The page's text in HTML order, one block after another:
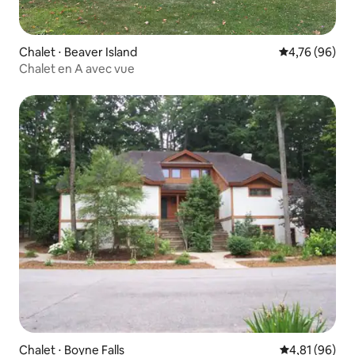
Chalet ⋅ Beaver Island Évaluation
4,76 (96)
Chalet en A avec vue
Chalet ⋅ Boyne Falls Évaluation
4,81 (96)